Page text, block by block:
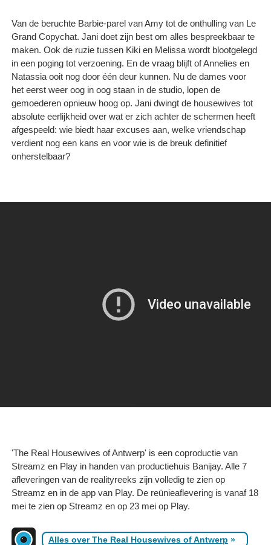
Van de beruchte Barbie-parel van Amy tot de onthulling van Le
Grand Copychat. Jani doet zijn best om alles bespreekbaar te
maken. Ook de ruzie tussen Kiki en Melissa wordt blootgelegd
in een poging tot verzoening. En de vraag blijft of Annelies en
Natassia ooit nog door één deur kunnen. Nu de dames voor
het eerst weer oog in oog staan in de studio, lopen de
gemoederen opnieuw hoog op. Jani dwingt de housewives tot
absolute eerlijkheid over wat er zich achter de schermen heeft
afgespeeld: wie biedt haar excuses aan, welke vriendschap
verdient nog een kans en voor wie is de breuk definitief
onherstelbaar?
'The Real Housewives of Antwerp' is een coproductie van
Streamz en Play in handen van productiehuis Banijay. Alle 7
afleveringen van de realityreeks zijn volledig te zien op
Streamz en in de app van Play. De reünieaflevering is vanaf 18
mei te zien op Streamz en op 23 mei op Play.
Alles over The Real Housewives of Antwerp »